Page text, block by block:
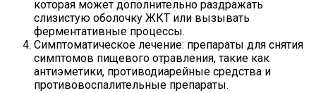
которая может дополнительно раздражать
слизистую оболочку ЖКТ или вызывать
ферментативные процессы.
Симптоматическое лечение: препараты для снятия
симптомов пищевого отравления, такие как
антиэметики, противодиарейные средства и
противовоспалительные препараты.